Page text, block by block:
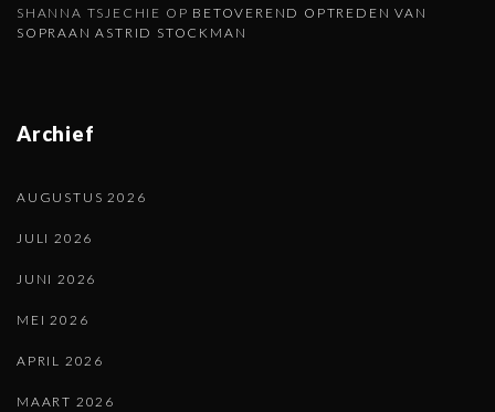
SHANNA TSJECHIE OP BETOVEREND OPTREDEN VAN
SOPRAAN ASTRID STOCKMAN
Archief
AUGUSTUS 2026
JULI 2026
JUNI 2026
MEI 2026
APRIL 2026
MAART 2026